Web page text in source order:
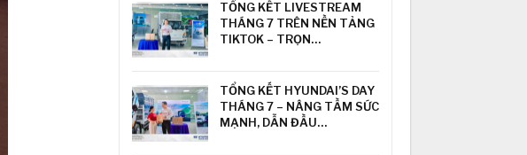
TỔNG KẾT LIVESTREAM
THÁNG 7 TRÊN NỀN TẢNG
TIKTOK – TRỌN…
TỔNG KẾT HYUNDAI’S DAY
THÁNG 7 – NÂNG TẦM SỨC
MẠNH, DẪN ĐẦU…